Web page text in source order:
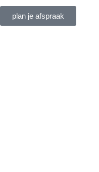
plan je afspraak